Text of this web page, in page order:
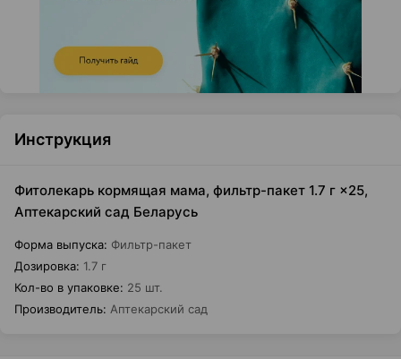
Инструкция
Фитолекарь кормящая мама, фильтр-пакет 1.7 г ×25,
Аптекарский сад Беларусь
Форма выпуска: Фильтр-пакет
Дозировка: 1.7 г
Кол-во в упаковке: 25 шт.
Производитель: Аптекарский сад